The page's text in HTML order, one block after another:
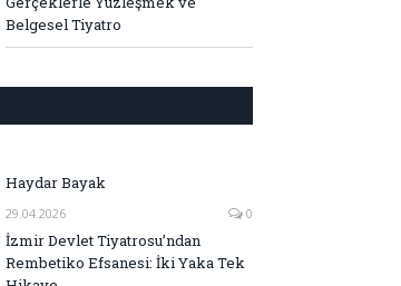
Belgesel Tiyatro
Haydar Bayak
29.04.2026 0
İzmir Devlet Tiyatrosu’ndan
Rembetiko Efsanesi: İki Yaka Tek